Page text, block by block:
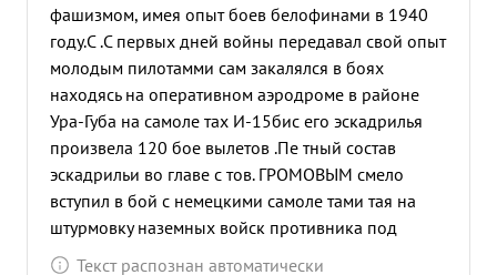
фашизмом, имея опыт боев белофинами в 1940
году.С .С первых дней войны передавал свой опыт
молодым пилотамми сам закалялся в боях
находясь на оперативном аэродроме в районе
Ура-Губа на самоле тах И-15бис его эскадрилья
произвела 120 бое вылетов .Пе тный состав
эскадрильи во главе с тов. ГРОМОВЫМ смело
вступил в бой с немецкими самоле тами тая на
штурмовку наземных войск противника под
ураганным огнем сбрасывали на головы
Текст распознан автоматически